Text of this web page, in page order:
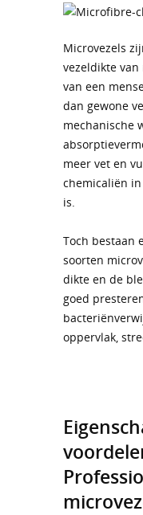
Microvezels
vezeldikte
van een
dan gewone
mechanische
meer vet en
chemicaliën
is.
Toch bestaan
soorten
dikte en de
goed
oppervlak,